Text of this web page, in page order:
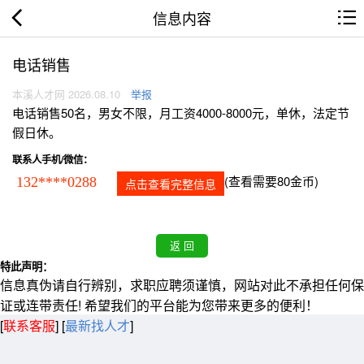
信息内容
电话销售
本溪人才网 2026.08.10 举报
电话销售50名，男女不限，月工资4000-8000元，单休，法定节
假日休。
联系人手机/微信：
132****0288 点击查看完整信息 (查看需要80金币)
特此声明：
信息真伪请自行辨别，求职应聘须谨慎，网站对此不承担任何保
证或连带责任! 希望我们的平台能为您带来更多的便利！
[联系客服] [最新找人才]